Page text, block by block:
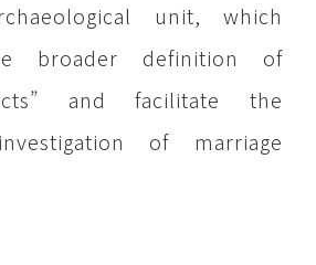
unit, which
broader definition of
and facilitate the
of marriage